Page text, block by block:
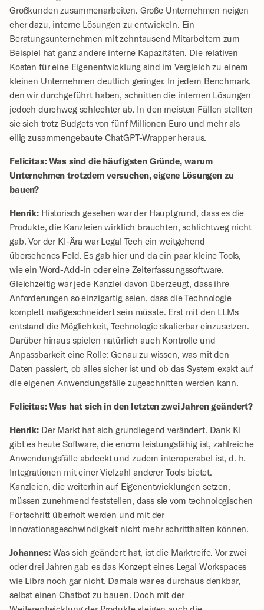
Großkunden zusammenarbeiten. Große Unternehmen neigen
eher dazu, interne Lösungen zu entwickeln. Ein
Beratungsunternehmen mit zehntausend Mitarbeitern zum
Beispiel hat ganz andere interne Kapazitäten. Die relativen
Kosten für eine Eigenentwicklung sind im Vergleich zu einem
kleinen Unternehmen deutlich geringer. In jedem Benchmark,
den wir durchgeführt haben, schnitten die internen Lösungen
jedoch durchweg schlechter ab. In den meisten Fällen stellten
sie sich trotz Budgets von fünf Millionen Euro und mehr als
eilig zusammengebaute ChatGPT-Wrapper heraus.
Felicitas: Was sind die häufigsten Gründe, warum
Unternehmen trotzdem versuchen, eigene Lösungen zu
bauen?
Henrik: Historisch gesehen war der Hauptgrund, dass es die
Produkte, die Kanzleien wirklich brauchten, schlichtweg nicht
gab. Vor der KI-Ära war Legal Tech ein weitgehend
übersehenes Feld. Es gab hier und da ein paar kleine Tools,
wie ein Word-Add-in oder eine Zeiterfassungssoftware.
Gleichzeitig war jede Kanzlei davon überzeugt, dass ihre
Anforderungen so einzigartig seien, dass die Technologie
komplett maßgeschneidert sein müsste. Erst mit den LLMs
entstand die Möglichkeit, Technologie skalierbar einzusetzen.
Darüber hinaus spielen natürlich auch Kontrolle und
Anpassbarkeit eine Rolle: Genau zu wissen, was mit den
Daten passiert, ob alles sicher ist und ob das System exakt auf
die eigenen Anwendungsfälle zugeschnitten werden kann.
Felicitas: Was hat sich in den letzten zwei Jahren geändert?
Henrik: Der Markt hat sich grundlegend verändert. Dank KI
gibt es heute Software, die enorm leistungsfähig ist, zahlreiche
Anwendungsfälle abdeckt und zudem interoperabel ist, d. h.
Integrationen mit einer Vielzahl anderer Tools bietet.
Kanzleien, die weiterhin auf Eigenentwicklungen setzen,
müssen zunehmend feststellen, dass sie vom technologischen
Fortschritt überholt werden und mit der
Innovationsgeschwindigkeit nicht mehr schritthalten können.
Johannes: Was sich geändert hat, ist die Marktreife. Vor zwei
oder drei Jahren gab es das Konzept eines Legal Workspaces
wie Libra noch gar nicht. Damals war es durchaus denkbar,
selbst einen Chatbot zu bauen. Doch mit der